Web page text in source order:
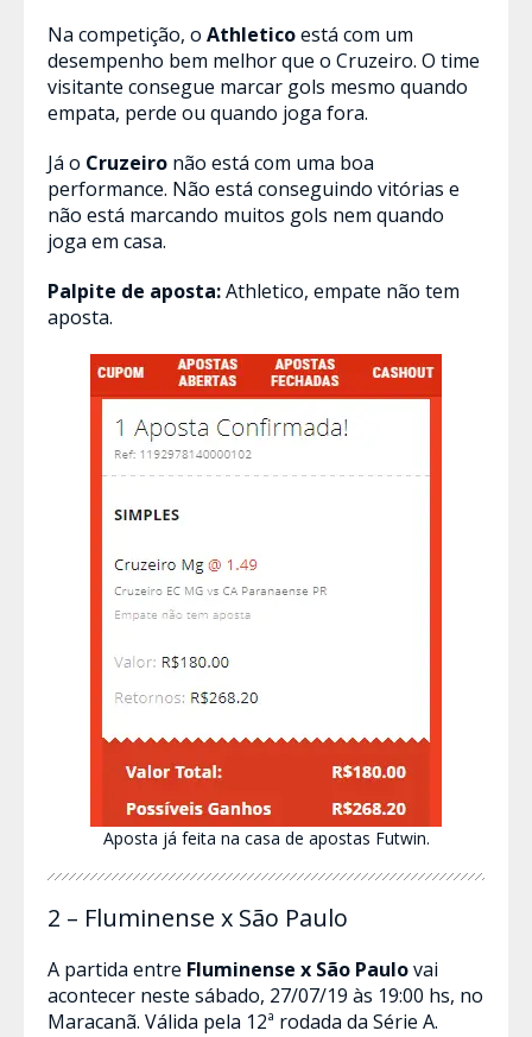
Na competição, o Athleticoestá com um
desempenho bem melhor que o Cruzeiro. O time
visitante consegue marcar gols mesmo quando
empata, perde ou quando joga fora.
Já o Cruzeiro não está com uma boa
performance. Não está conseguindo vitórias e
não está marcando muitos gols nem quando
joga em casa.
Palpite de aposta:Athletico, empate não tem
aposta.
Aposta já feita na casa de apostas Futwin.
2 – Fluminense x São Paulo
A partida entre Fluminense x São Paulovai
acontecer neste sábado, 27/07/19 às 19:00 hs, no
Maracanã. Válida pela 12ª rodada da Série A.